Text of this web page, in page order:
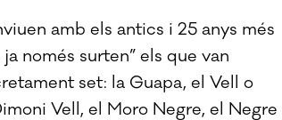
amb els antics i 25 anys més
només surten” els que van
set: la Guapa, el Vell o
Vell, el Moro Negre, el Negre